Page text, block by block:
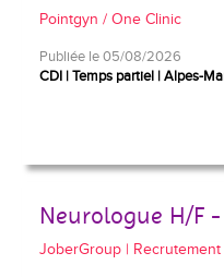
Pointgyn / One Clinic
Publiée le 05/08/2026
CDI Temps partiel Alpes-
Neurologue H/F
JoberGroup | Recrutement